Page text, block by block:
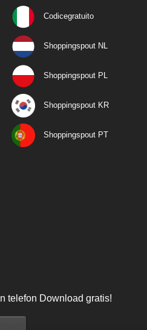
Codicegratuito
Shoppingspout NL
Shoppingspout PL
Shoppingspout KR
Shoppingspout PT
telefon Download gratis!